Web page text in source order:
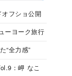
フショ公開
ーヨーク旅行
“全力感”
：岬 なこ